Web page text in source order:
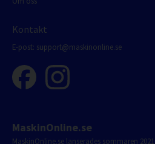
Kontakt
E-post: support@maskinonline.se
MaskinOnline.se
MaskinOnline.se lanserades sommaren